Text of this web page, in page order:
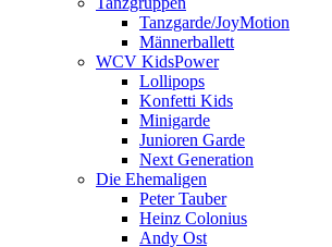
Tanzgarde/JoyMotion
Männerballett
WCV KidsPower
Lollipops
Konfetti Kids
Minigarde
Junioren Garde
Next Generation
Die Ehemaligen
Peter Tauber
Heinz Colonius
Andy Ost